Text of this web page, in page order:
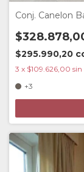
Conj. Canelon
$295.990,20
3 x $109.626,00 sin
+3